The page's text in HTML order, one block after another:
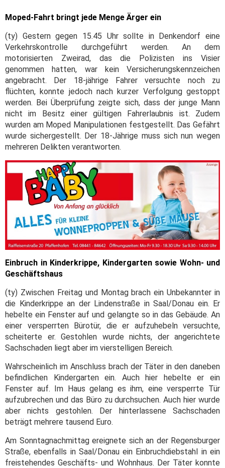
Moped-Fahrt bringt jede Menge Ärger ein
(ty) Gestern gegen 15.45 Uhr sollte in Denkendorf eine
Verkehrskontrolle durchgeführt werden. An dem
motorisierten Zweirad, das die Polizisten ins Visier
genommen hatten, war kein Versicherungskennzeichen
angebracht. Der 18-jährige Fahrer versuchte noch zu
flüchten, konnte jedoch nach kurzer Verfolgung gestoppt
werden. Bei Überprüfung zeigte sich, dass der junge Mann
nicht im Besitz einer gültigen Fahrerlaubnis ist. Zudem
wurden am Moped Manipulationen festgestellt. Das Gefährt
wurde sichergestellt. Der 18-Jährige muss sich nun wegen
mehreren Delikten verantworten.
Einbruch in Kinderkrippe, Kindergarten sowie Wohn- und
Geschäftshaus
(ty) Zwischen Freitag und Montag brach ein Unbekannter in
die Kinderkrippe an der Lindenstraße in Saal/Donau ein. Er
hebelte ein Fenster auf und gelangte so in das Gebäude. An
einer versperrten Bürotür, die er aufzuhebeln versuchte,
scheiterte er. Gestohlen wurde nichts, der angerichtete
Sachschaden liegt aber im vierstelligen Bereich.
Wahrscheinlich im Anschluss brach der Täter in den daneben
befindlichen Kindergarten ein. Auch hier hebelte er ein
Fenster auf. Im Haus gelang es ihm, eine versperrte Tür
aufzubrechen und das Büro zu durchsuchen. Auch hier wurde
aber nichts gestohlen. Der hinterlassene Sachschaden
beträgt mehrere tausend Euro.
Am Sonntagnachmittag ereignete sich an der Regensburger
Straße, ebenfalls in Saal/Donau ein Einbruchdiebstahl in ein
freistehendes Geschäfts- und Wohnhaus. Der Täter konnte